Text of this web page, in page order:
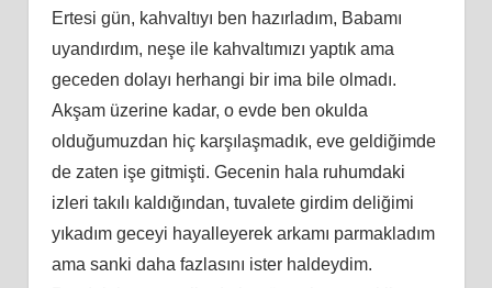
Ertesi gün, kahvaltıyı ben hazırladım, Babamı
uyandırdım, neşe ile kahvaltımızı yaptık ama
geceden dolayı herhangi bir ima bile olmadı.
Akşam üzerine kadar, o evde ben okulda
olduğumuzdan hiç karşılaşmadık, eve geldiğimde
de zaten işe gitmişti. Gecenin hala ruhumdaki
izleri takılı kaldığından, tuvalete girdim deliğimi
yıkadım geceyi hayalleyerek arkamı parmakladım
ama sanki daha fazlasını ister haldeydim.